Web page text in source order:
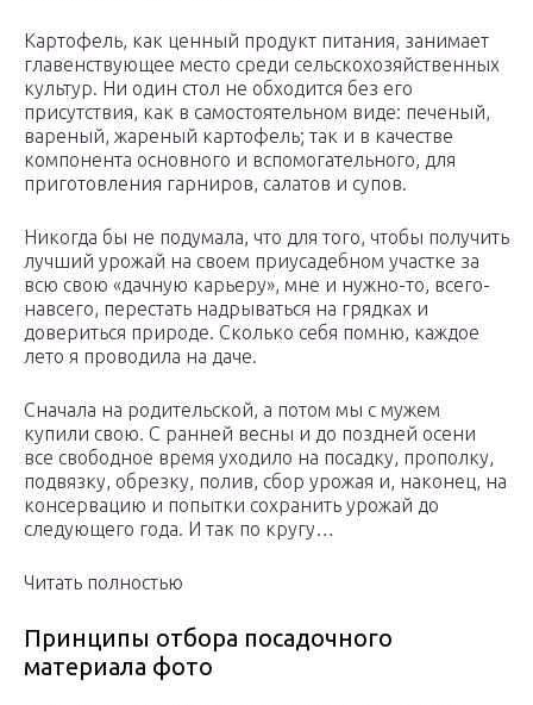
Картофель, как ценный продукт питания, занимает
главенствующее место среди сельскохозяйственных
культур. Ни один стол не обходится без его
присутствия, как в самостоятельном виде: печеный,
вареный, жареный картофель; так и в качестве
компонента основного и вспомогательного, для
приготовления гарниров, салатов и супов.
Никогда бы не подумала, что для того, чтобы получить
лучший урожай на своем приусадебном участке за
всю свою «дачную карьеру», мне и нужно-то, всего-
навсего, перестать надрываться на грядках и
довериться природе. Сколько себя помню, каждое
лето я проводила на даче.
Сначала на родительской, а потом мы с мужем
купили свою. С ранней весны и до поздней осени
все свободное время уходило на посадку, прополку,
подвязку, обрезку, полив, сбор урожая и, наконец, на
консервацию и попытки сохранить урожай до
следующего года. И так по кругу…
Читать полностью
Принципы отбора посадочного
материала фото